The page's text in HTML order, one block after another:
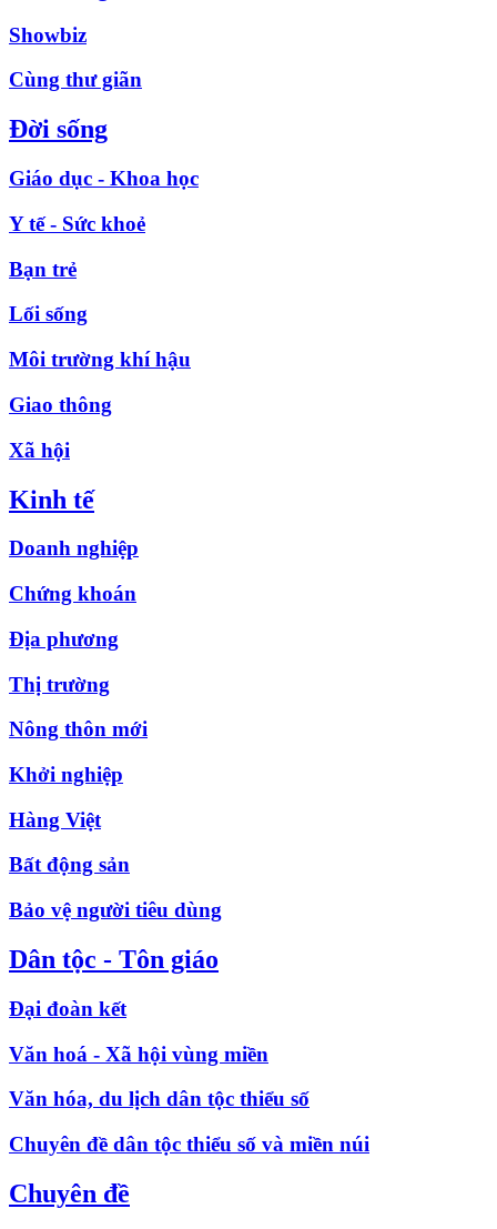
Showbiz
Cùng thư giãn
Đời sống
Giáo dục - Khoa học
Y tế - Sức khoẻ
Bạn trẻ
Lối sống
Môi trường khí hậu
Giao thông
Xã hội
Kinh tế
Doanh nghiệp
Chứng khoán
Địa phương
Thị trường
Nông thôn mới
Khởi nghiệp
Hàng Việt
Bất động sản
Bảo vệ người tiêu dùng
Dân tộc - Tôn giáo
Đại đoàn kết
Văn hoá - Xã hội vùng miền
Văn hóa, du lịch dân tộc thiểu số
Chuyên đề dân tộc thiểu số và miền núi
Chuyên đề